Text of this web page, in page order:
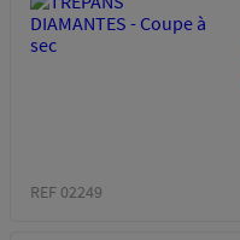
REF 02249